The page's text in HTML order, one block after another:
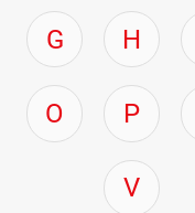
G H
O P
V